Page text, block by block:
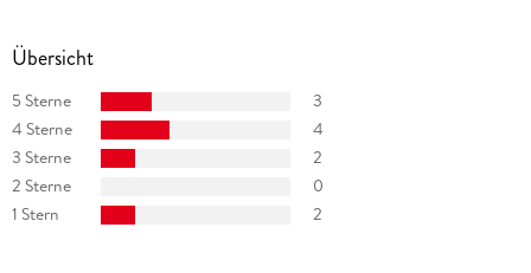
Übersicht
5 Sterne
3
4 Sterne
4
3 Sterne
2
2 Sterne
0
1 Stern
2